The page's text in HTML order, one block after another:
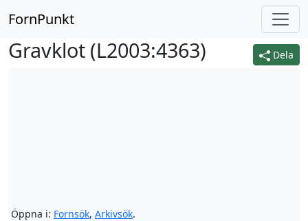
FornPunkt
Dela
Gravklot (L2003:4363)
Öppna i: Fornsök, Arkivsök.